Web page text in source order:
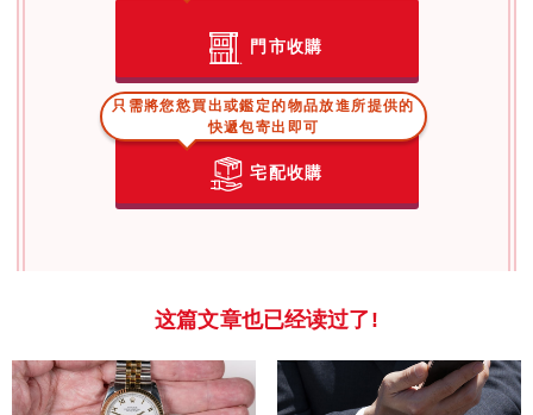
門市收購
只需將您慾買出或鑑定的物品放進所提供的
快遞包寄出即可
宅配收購
这篇文章也已经读过了!